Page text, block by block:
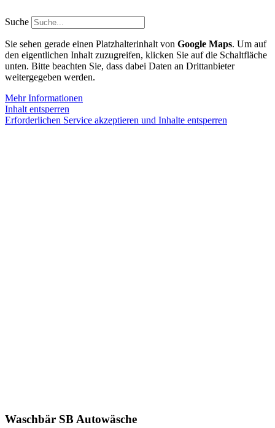
Inhalt
springen
Suche
Sie sehen gerade einen Platzhalterinhalt von Google Maps. Um auf
den eigentlichen Inhalt zuzugreifen, klicken Sie auf die Schaltfläche
unten. Bitte beachten Sie, dass dabei Daten an Drittanbieter
weitergegeben werden.
Mehr Informationen
Inhalt entsperren
Erforderlichen Service akzeptieren und Inhalte entsperren
Waschbär SB Autowäsche